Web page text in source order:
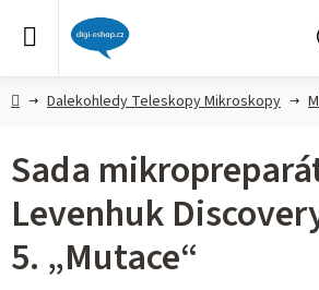
DomůDalekohledy Teleskopy Mikroskopy
Sada
Levenhuk
5. „Mutace“